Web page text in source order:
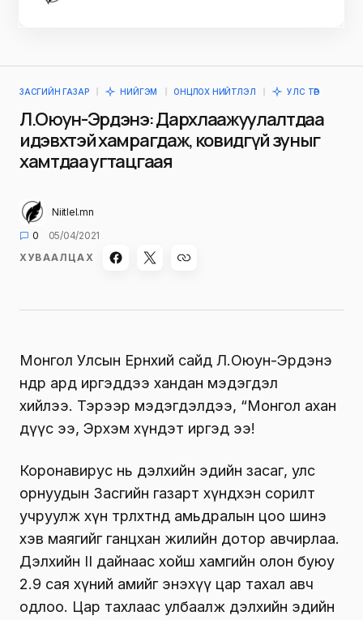
ЗАСГИЙН ГАЗАР НИЙГЭМ ОНЦЛОХ НИЙТЛЭЛ УЛС ТӨР
Л.Оюун-Эрдэнэ: Дархлаажуулалтдаа
идэвхтэй хамрагдаж, ковидгүй зуныг
хамтдаа угтацгаая
Niitlel.mn
0
05/04/2021
ХУВААЛЦАХ
Монгол Улсын Ерөнхий сайд Л.Оюун-Эрдэнэ
өнөөдөр ард иргэддээ хандан мэдэгдэл
хийлээ. Тэрээр мэдэгдэлдээ, “Монгол ахан
дүүс ээ, Эрхэм хүндэт иргэд ээ!
Коронавирус нь дэлхийн эдийн засаг, улс
орнуудын Засгийн газарт хүндхэн сорилт
учруулж хүн төрөлхтөнд амьдралын цоо шинэ
хэв маягийг ганцхан жилийн дотор авчирлаа.
Дэлхийн II дайнаас хойш хамгийн олон буюу
2.9 сая хүний амийг энэхүү цар тахал авч
одлоо. Цар тахлаас улбаалж дэлхийн эдийн